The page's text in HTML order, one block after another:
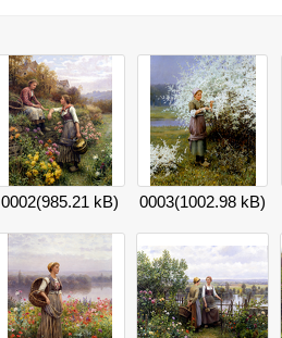
0002(985.21 kB) 0003(1002.98 kB)